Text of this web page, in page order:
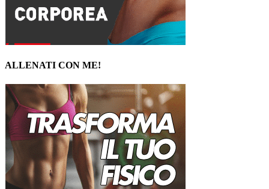
ALLENATI CON ME!